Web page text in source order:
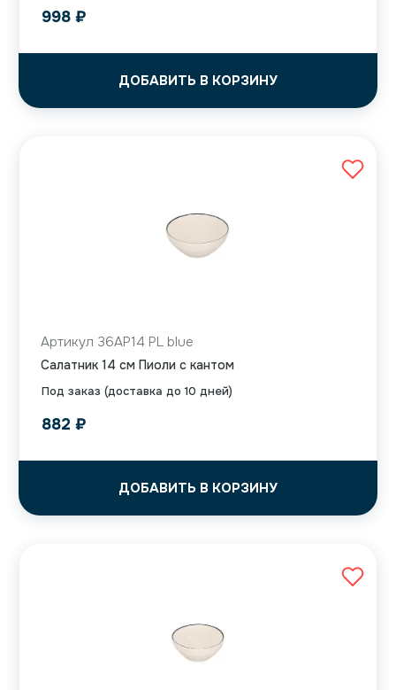
998 ₽
ДОБАВИТЬ В КОРЗИНУ
Под заказ (доставка до 10 дней)
Артикул 36AP14 PL blue
Салатник 14 см Пиоли с кантом
882 ₽
ДОБАВИТЬ В КОРЗИНУ